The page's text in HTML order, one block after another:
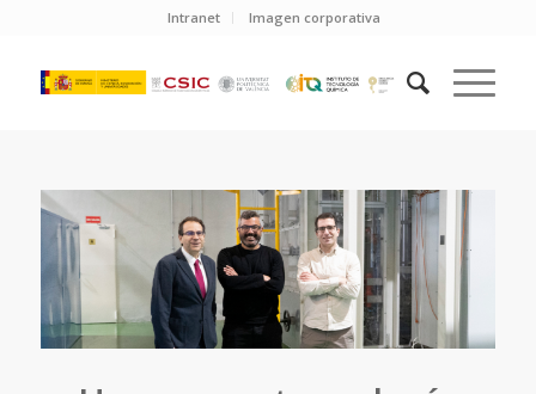
Intranet Imagen corporativa